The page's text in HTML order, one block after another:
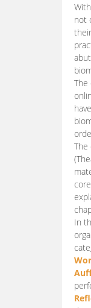
not
The
In